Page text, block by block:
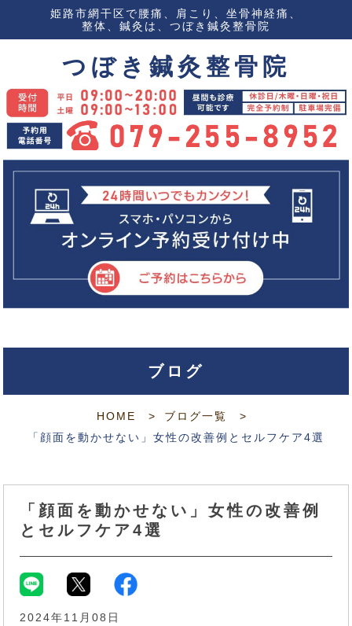
姫路市網干区で腰痛、肩こり、坐骨神経痛、
整体、鍼灸は、つぼき鍼灸整骨院
つぼき鍼灸整骨院
ブログ
HOME
ブログ一覧
「顔面を動かせない」女性の改善例とセルフケア4選
「顔面を動かせない」女性の改善例
とセルフケア4選
2024年11月08日